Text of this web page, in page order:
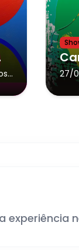
27/
experiência